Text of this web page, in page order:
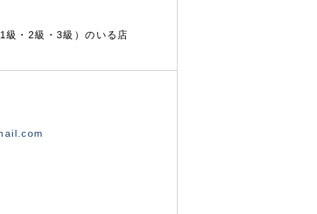
・2級・3級）のいる店